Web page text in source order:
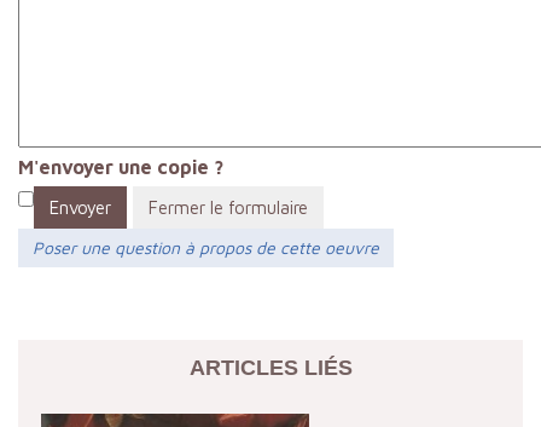
M'envoyer une copie ?
Envoyer
Fermer le formulaire
Poser une question à propos de cette oeuvre
ARTICLES LIÉS